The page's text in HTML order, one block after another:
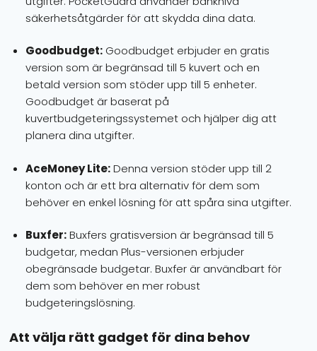
säkerhetsåtgärder för att skydda dina data.
Goodbudget:Goodbudget erbjuder en gratis
version som är begränsad till 5 kuvert och en
betald version som stöder upp till 5 enheter.
Goodbudget är baserat på
kuvertbudgeteringssystemet och hjälper dig att
planera dina utgifter.
AceMoney Lite:Denna version stöder upp till 2
konton och är ett bra alternativ för dem som
behöver en enkel lösning för att spåra sina utgifter.
Buxfer:Buxfers gratisversion är begränsad till 5
budgetar, medan Plus-versionen erbjuder
obegränsade budgetar. Buxfer är användbart för
dem som behöver en mer robust
budgeteringslösning.
Att välja rätt gadget för dina behov